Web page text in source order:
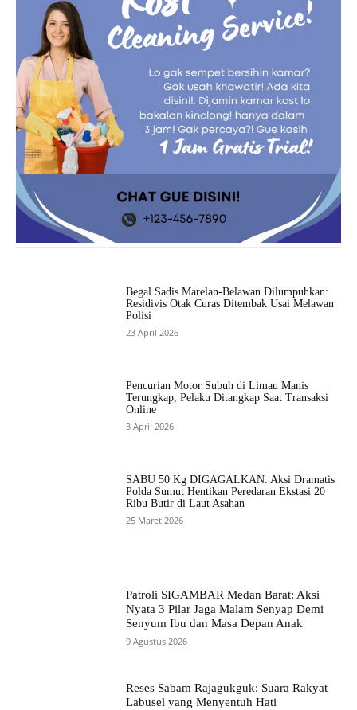
Begal Sadis Marelan-Belawan Dilumpuhkan:
Residivis Otak Curas Ditembak Usai Melawan
Polisi
23 April 2026
Pencurian Motor Subuh di Limau Manis
Terungkap, Pelaku Ditangkap Saat Transaksi
Online
3 April 2026
SABU 50 Kg DIGAGALKAN: Aksi Dramatis
Polda Sumut Hentikan Peredaran Ekstasi 20
Ribu Butir di Laut Asahan
25 Maret 2026
Patroli SIGAMBAR Medan Barat: Aksi
Nyata 3 Pilar Jaga Malam Senyap Demi
Senyum Ibu dan Masa Depan Anak
9 Agustus 2026
Reses Sabam Rajagukguk: Suara Rakyat
Labusel yang Menyentuh Hati